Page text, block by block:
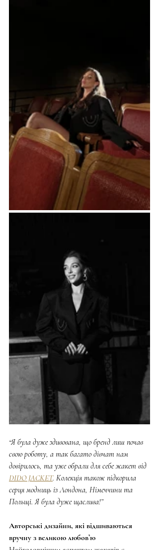
“Я була дуже здивована, що бренд лиш почав
свою роботу, а так багато дівчат нам
довірилось, та уже обрали для себе жакет від
DIDO JACKET. Колекція також підкорила
серця модниць із Лондона, Німеччини та
Польщі. Я була дуже щаслива!”
Авторські дизайни, які відшиваються
вручну з великою любовʼю